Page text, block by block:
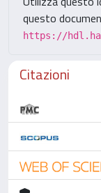
questo
https://
Citazioni